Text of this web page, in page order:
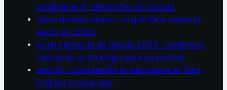
predissime 9 : démarches et recours
Julien delmas salaire : ce qu’il faut vraiment
savoir en 2026
Action gratuite air liquide 2025 : conditions,
calendrier et stratégie pour en profiter
Vesting : comprendre le mécanisme et bien
l’utiliser en pratique